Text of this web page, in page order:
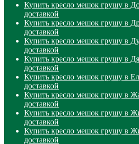
Купить кресло мешок грушу в
доставкой
Купить кресло мешок грушу в
доставкой
Купить кресло мешок грушу в
доставкой
Купить кресло мешок грушу в
доставкой
Купить кресло мешок грушу в
доставкой
Купить кресло мешок грушу в
доставкой
Купить кресло мешок грушу в
доставкой
Купить кресло мешок грушу в
доставкой